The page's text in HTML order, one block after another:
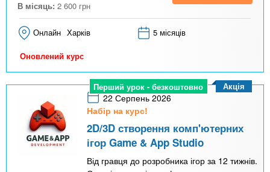
В місяць: 2 600 грн
Онлайн Харків 5 місяців
Оновлений курс
Перший урок - безкоштовно
22 Серпень 2026
Набір на курс!
2D/3D створення комп'ютерних
ігор Game & App Studio
Від гравця до розробника ігор за 12 тижнів.
Акція